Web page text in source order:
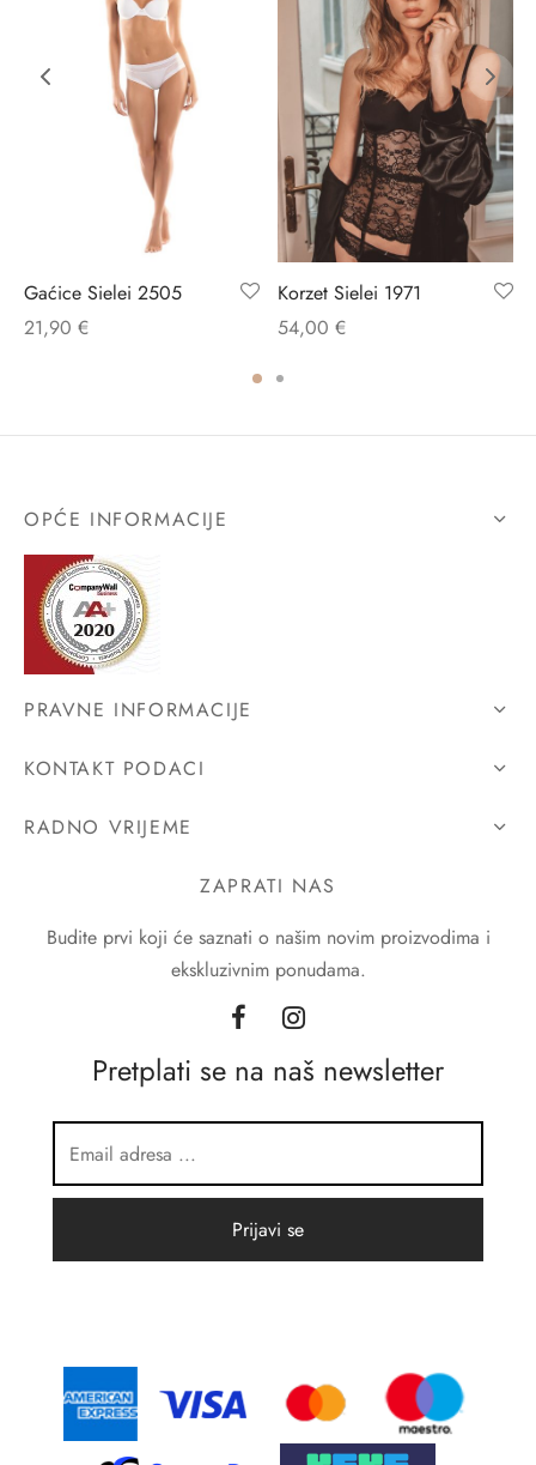
Gaćice Sielei 2505
21,90 €
Korzet Sielei 1971
54,00 €
OPĆE INFORMACIJE
PRAVNE INFORMACIJE
KONTAKT PODACI
RADNO VRIJEME
ZAPRATI NAS
Budite prvi koji će saznati o našim novim proizvodima i
ekskluzivnim ponudama.
Pretplati se na naš newsletter